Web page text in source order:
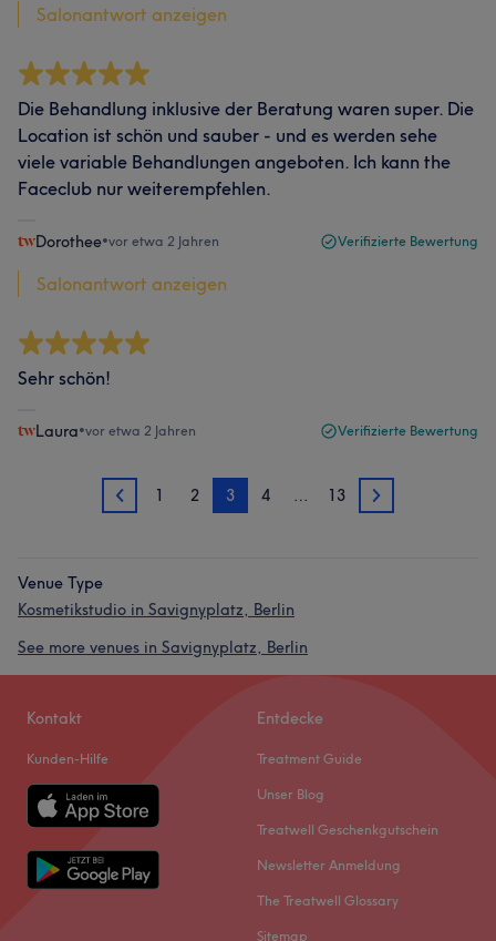
Salonantwort anzeigen
Die Behandlung inklusive der Beratung waren super. Die
Location ist schön und sauber - und es werden sehe
viele variable Behandlungen angeboten. Ich kann the
Faceclub nur weiterempfehlen.
Dorothee•vor etwa 2 Jahren Verifizierte Bewertung
Salonantwort anzeigen
Sehr schön!
Laura•vor etwa 2 Jahren Verifizierte Bewertung
2 1 2 3 4 … 13 4
Venue Type
Kosmetikstudio in Savignyplatz, Berlin
See more venues in Savignyplatz, Berlin
Kontakt
Kunden-Hilfe
Entdecke
Treatment Guide
Unser Blog
Treatwell Geschenkgutschein
Newsletter Anmeldung
The Treatwell Glossary
Sitemap